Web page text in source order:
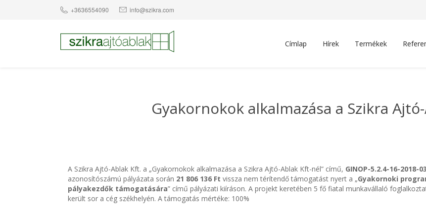
+3636554090 info@szikra.com
Címlap Hírek Termékek
Gyakornokok alkalmazása a Szikra
A Szikra Ajtó-Ablak Kft. a „Gyakornokok alkalmazása a Szikra Ajtó-Ablak Kft-nél” című, GINOP-5.2.4-16-2018-
azonosítószámú pályázata során 21 806 136 Ft vissza nem térítendő támogatást nyert a „Gyakornoki
pályakezdők támogatására” című pályázati kiíráson. A projekt keretében 5 fő fiatal munkavállaló
került sor a cég székhelyén. A támogatás mértéke: 100%